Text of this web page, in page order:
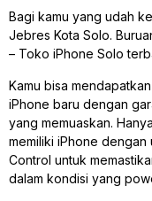
Bagi kamu yang udah
Jebres Kota Solo.
– Toko iPhone Solo
Kamu bisa
iPhone baru dengan
yang memuaskan.
memiliki iPhone dengan
Control untuk
dalam kondisi yang